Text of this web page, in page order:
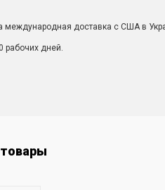
международная доставка с США в
рабочих дней.